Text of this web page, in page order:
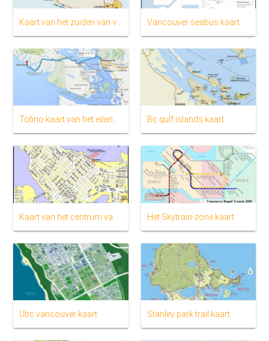
Vancouver seabus kaart
Bc gulf islands kaart
Het Skytrain-zone kaart
Ubc vancouver kaart Stanley park trail kaart